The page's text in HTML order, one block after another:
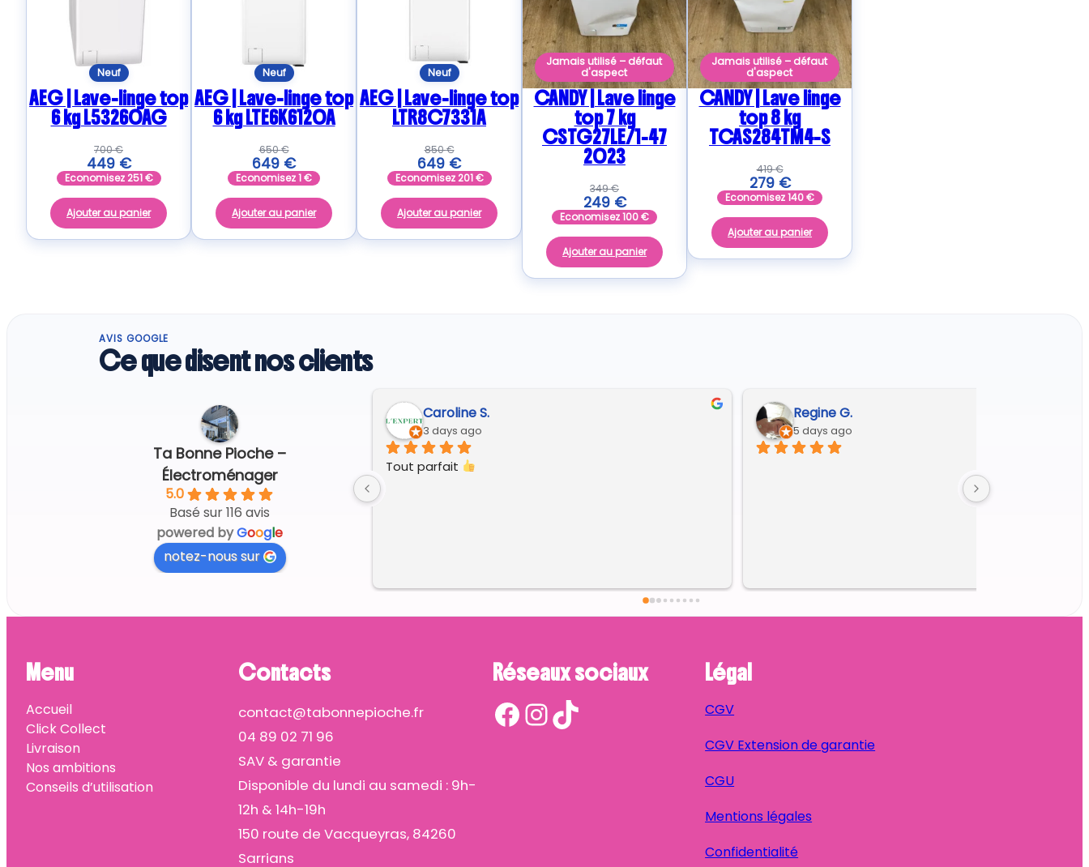
Neuf
AEG | Lave-linge top
6 kg L53260AG
700€
449 €
Economisez251€
Ajouter au panier
Neuf
AEG | Lave-linge top
6 kg LTE6K6120A
650€
649 €
Economisez1€
Ajouter au panier
Neuf
AEG | Lave-linge top
LTR8C7331A
850€
649 €
Economisez201€
Ajouter au panier
Jamais utilisé – défaut
d'aspect
CANDY | Lave linge
top 7 kg
CSTG27LE/1-47
2023
349€
249 €
Economisez100€
Ajouter au panier
Jamais utilisé – défaut
d'aspect
CANDY | Lave linge
top 8 kg
TCAS284TM4-S
419€
279 €
Economisez140€
Ajouter au panier
AVIS GOOGLE
Ce que disent nos clients
Ta Bonne Pioche –
Électroménager
5.0
Basé sur 116 avis
powered byGoogle
notez-nous sur
André A.
7 days ago
Franck-alves@wanadoo.fr A.
8 days ago
Menu
Accueil
Click Collect
Livraison
Nos ambitions
Conseils d’utilisation
Contacts
contact@tabonnepioche.fr
04 89 02 71 96
SAV & garantie
Disponible du lundi au samedi : 9h-
12h & 14h-19h
150 route de Vacqueyras, 84260
Sarrians
Réseaux sociaux
Facebook InstagramTikTok
Légal
CGV
CGV Extension de garantie
CGU
Mentions légales
Confidentialité